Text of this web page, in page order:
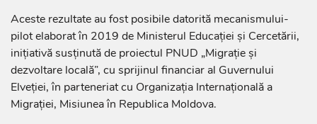
Aceste rezultate au fost posibile datorită mecanismului-
pilot elaborat în 2019 de Ministerul Educației și Cercetării,
inițiativă susținută de proiectul PNUD „Migrație și
dezvoltare locală”, cu sprijinul financiar al Guvernului
Elveției,în parteneriat cu Organizația Internațională a
Migrației, Misiunea în Republica Moldova.